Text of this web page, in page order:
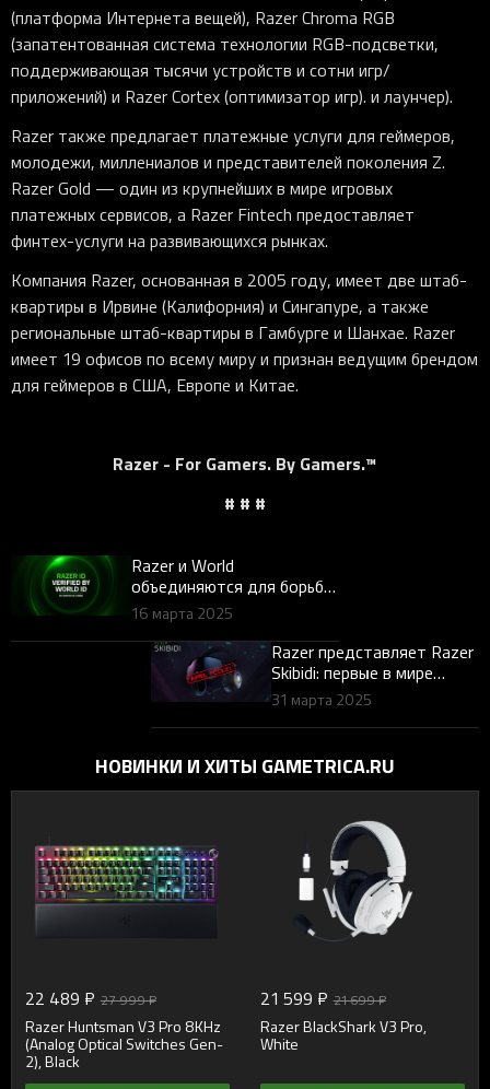
(платформа Интернета вещей), Razer Chroma RGB
(запатентованная система технологии RGB-подсветки,
поддерживающая тысячи устройств и сотни игр/
приложений) и Razer Cortex (оптимизатор игр). и лаунчер).
Razer также предлагает платежные услуги для геймеров,
молодежи, миллениалов и представителей поколения Z.
Razer Gold — один из крупнейших в мире игровых
платежных сервисов, а Razer Fintech предоставляет
финтех-услуги на развивающихся рынках.
Компания Razer, основанная в 2005 году, имеет две штаб-
квартиры в Ирвине (Калифорния) и Сингапуре, а также
региональные штаб-квартиры в Гамбурге и Шанхае. Razer
имеет 19 офисов по всему миру и признан ведущим брендом
для геймеров в США, Европе и Китае.
Razer - For Gamers. By Gamers.™
# # #
Razer и World
объединяются для борьбы
с ботами третьих сторон в
онлайн-играх в эпоху AI-
гейминга
16 марта 2025
Razer представляет Razer
Skibidi: первые в мире
наушники с ИИ-переводом
«brainrot»-сленга
31 марта 2025
НОВИНКИ И ХИТЫ GAMETRICA.RU
22 489 ₽ 27 999 ₽
Razer Huntsman V3 Pro 8KHz
(Analog Optical Switches Gen-
2), Black
21 599 ₽ 21 699 ₽
Razer BlackShark V3 Pro,
White